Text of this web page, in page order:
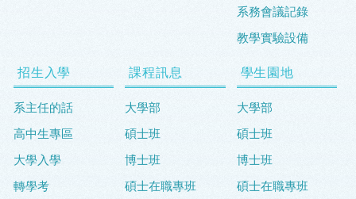
系務會議記錄
教學實驗設備
招生入學
系主任的話
高中生專區
大學入學
轉學考
課程訊息
大學部
碩士班
博士班
碩士在職專班
學生園地
大學部
碩士班
博士班
碩士在職專班